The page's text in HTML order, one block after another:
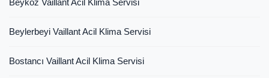
Beylerbeyi Vaillant Acil Klima Servisi
Bostancı Vaillant Acil Klima Servisi